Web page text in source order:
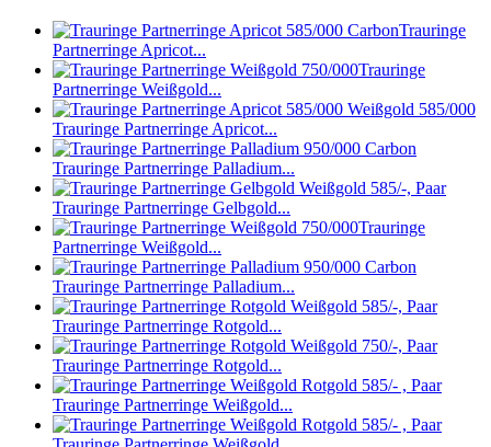
Trauringe
Partnerringe Apricot...
Trauringe
Partnerringe Weißgold...
Trauringe Partnerringe Apricot...
Trauringe Partnerringe Palladium...
Trauringe Partnerringe Gelbgold...
Trauringe
Partnerringe Weißgold...
Trauringe Partnerringe Palladium...
Trauringe Partnerringe Rotgold...
Trauringe Partnerringe Rotgold...
Trauringe Partnerringe Weißgold...